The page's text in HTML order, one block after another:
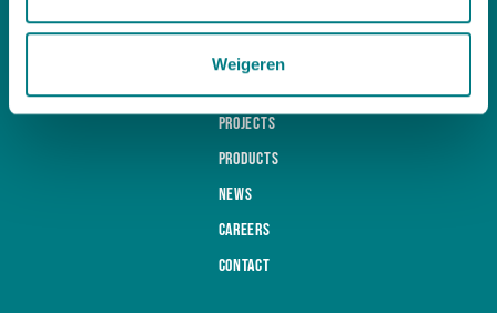
Weigeren
Projects
Products
News
Careers
Contact